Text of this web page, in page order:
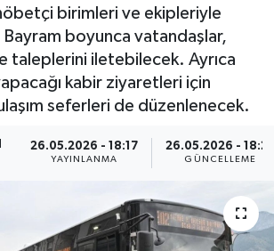
birimleri ve ekipleriyle
boyunca vatandaşlar,
taleplerini iletebilecek. Ayrıca
kabir ziyaretleri için
seferleri de düzenlenecek.
26.05.2026 - 18:17
YAYINLANMA
26.05.2026 -
GÜNCELLEME